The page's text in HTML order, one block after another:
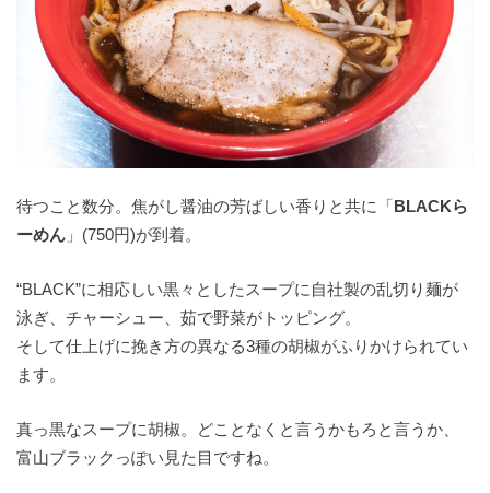
待つこと数分。焦がし醤油の芳ばしい香りと共に「BLACKら
ーめん 」(750円)が到着。
“BLACK”に相応しい黒々としたスープに自社製の乱切り麺が
泳ぎ、チャーシュー、茹で野菜がトッピング。
そして仕上げに挽き方の異なる3種の胡椒がふりかけられてい
ます。
真っ黒なスープに胡椒。どことなくと言うかもろと言うか、
富山ブラックっぽい見た目ですね。